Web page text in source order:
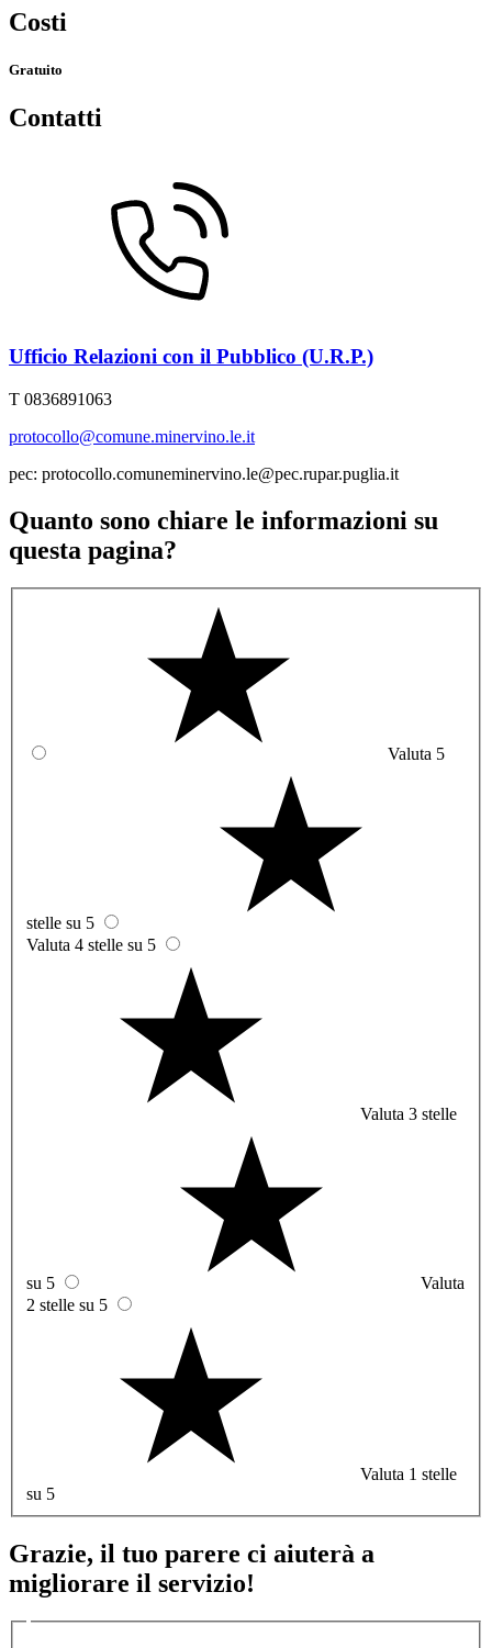
Costi
Gratuito
Contatti
Ufficio Relazioni con il Pubblico (U.R.P.)
T 0836891063
protocollo@comune.minervino.le.it
pec: protocollo.comuneminervino.le@pec.rupar.puglia.it
Quanto sono chiare le informazioni su
questa pagina?
Valuta 5
stelle su 5
Valuta 4 stelle su 5
Valuta 3 stelle
su 5
Valuta
2 stelle su 5
Valuta 1 stelle
su 5
Grazie, il tuo parere ci aiuterà a
migliorare il servizio!